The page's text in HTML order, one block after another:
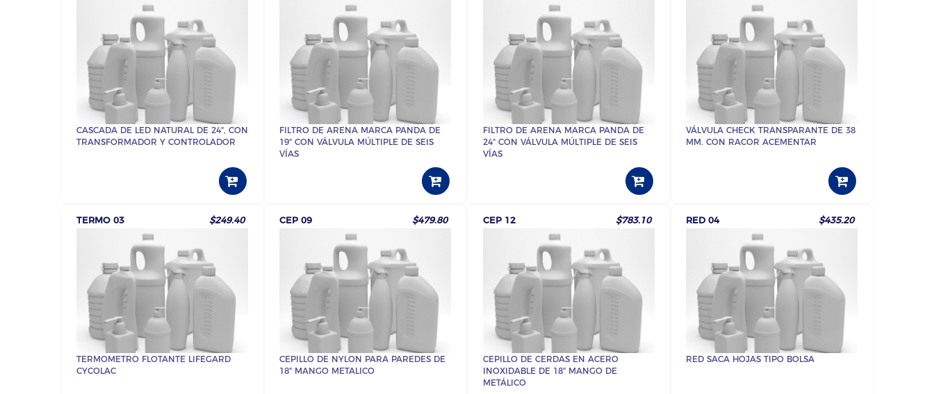
CASCADA DE LED NATURAL DE 24", CON
TRANSFORMADOR Y CONTROLADOR
FILTRO DE ARENA MARCA PANDA DE
19" CON VÁLVULA MÚLTIPLE DE SEIS
VÍAS
FILTRO DE ARENA MARCA PANDA DE
24" CON VÁLVULA MÚLTIPLE DE SEIS
VÍAS
VÁLVULA CHECK TRANSPARANTE DE 38
MM. CON RACOR ACEMENTAR
TERMO 03 $249.40
TERMOMETRO FLOTANTE LIFEGARD
CYCOLAC
CEP 09 $479.80
CEPILLO DE NYLON PARA PAREDES DE
18" MANGO METALICO
CEP 12 $783.10
CEPILLO DE CERDAS EN ACERO
INOXIDABLE DE 18" MANGO DE
METÁLICO
RED 04 $435.20
RED SACA HOJAS TIPO BOLSA